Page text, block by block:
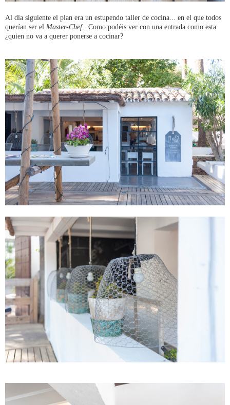
Al día siguiente el plan era un estupendo taller de cocina... en el que todos
querían ser el Master-Chef.
Como podéis ver con una entrada como esta
¿quien no va a querer ponerse a cocinar?